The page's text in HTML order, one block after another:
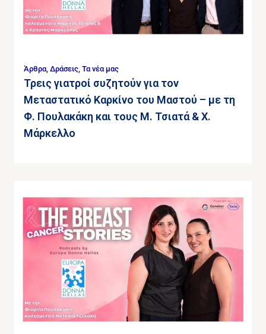
Άρθρα, Δράσεις, Τα νέα μας
Τρεις γιατροί συζητούν για τον
Μεταστατικό Καρκίνο του Μαστού – με τη
Φ. Πουλακάκη και τους Μ. Τσιατά & Χ.
Μάρκελλο